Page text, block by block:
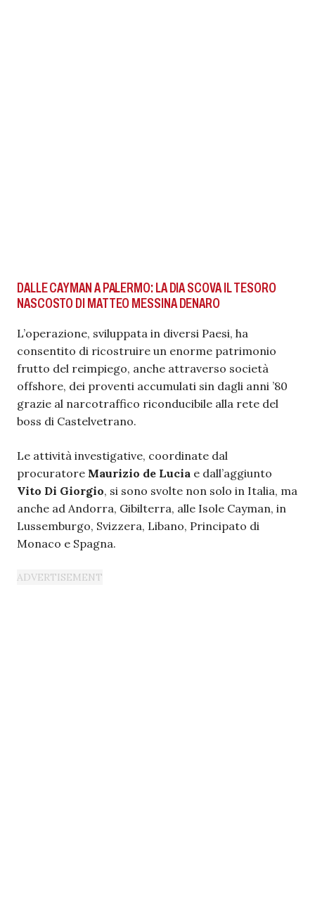
DALLE CAYMAN A PALERMO: LA DIA SCOVA IL TESORO
NASCOSTO DI MATTEO MESSINA DENARO
L’operazione, sviluppata in diversi Paesi, ha
consentito di ricostruire un enorme patrimonio
frutto del reimpiego, anche attraverso società
offshore, dei proventi accumulati sin dagli anni ’80
grazie al narcotraffico riconducibile alla rete del
boss di Castelvetrano.
Le attività investigative, coordinate dal
procuratore Maurizio de Lucia e dall’aggiunto
Vito Di Giorgio, si sono svolte non solo in Italia, ma
anche ad Andorra, Gibilterra, alle Isole Cayman, in
Lussemburgo, Svizzera, Libano, Principato di
Monaco e Spagna.